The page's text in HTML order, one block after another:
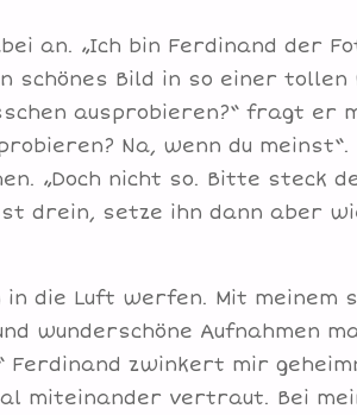
an. „Ich bin Ferdinand der
Bild in so einer tollen
ausprobieren?“ fragt er
Na, wenn du meinst“.
„Doch nicht so. Bitte steck
drein, setze ihn dann aber
in die Luft werfen. Mit meinem
wunderschöne Aufnahmen
Ferdinand zwinkert mir
miteinander vertraut. Bei